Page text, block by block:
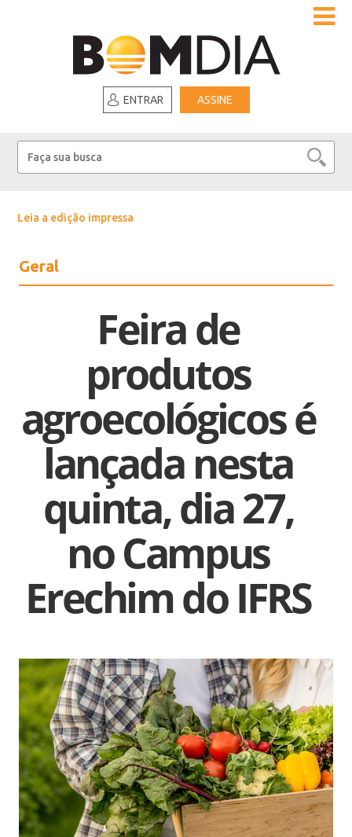
ENTRAR ASSINE
Leia a edição impressa
Geral
Feira de
produtos
agroecológicos é
lançada nesta
quinta, dia 27,
no Campus
Erechim do IFRS